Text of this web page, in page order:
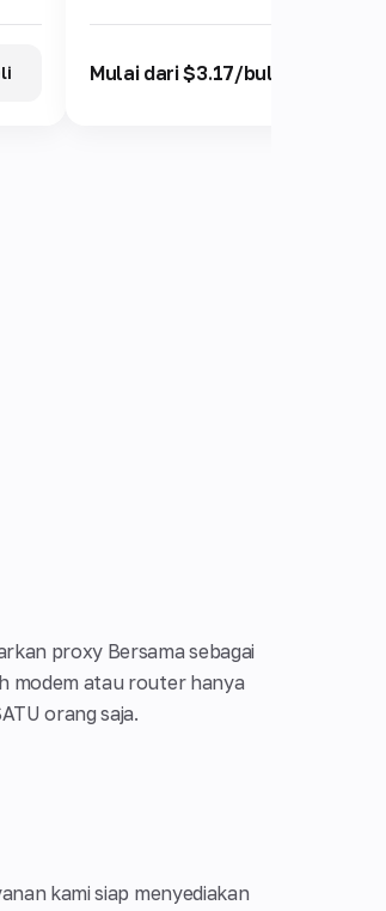
Mulai dari $3.17/bulan
proxy Bersama sebagai
modem atau router hanya
orang saja.
kami siap menyediakan